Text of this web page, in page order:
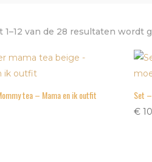
1–12 van de 28 resultaten wordt
tea – Mama en ik outfit Set
€